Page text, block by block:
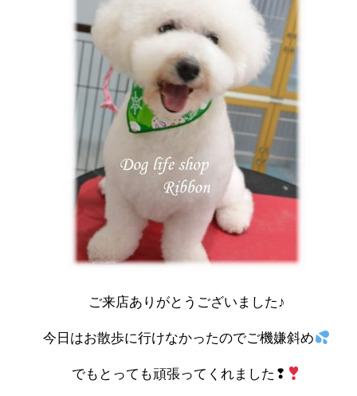
ご来店ありがとうございました♪
今日はお散歩に行けなかったのでご機嫌斜め
でもとっても頑張ってくれました❢